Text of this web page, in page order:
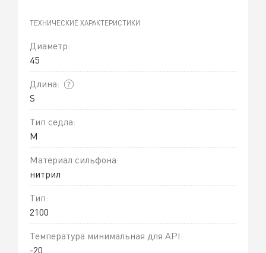
ТЕХНИЧЕСКИЕ ХАРАКТЕРИСТИКИ
Диаметр:
45
Длина:
S
Тип седла:
M
Материал сильфона:
нитрил
Тип:
2100
Температура минимальная для API:
-20